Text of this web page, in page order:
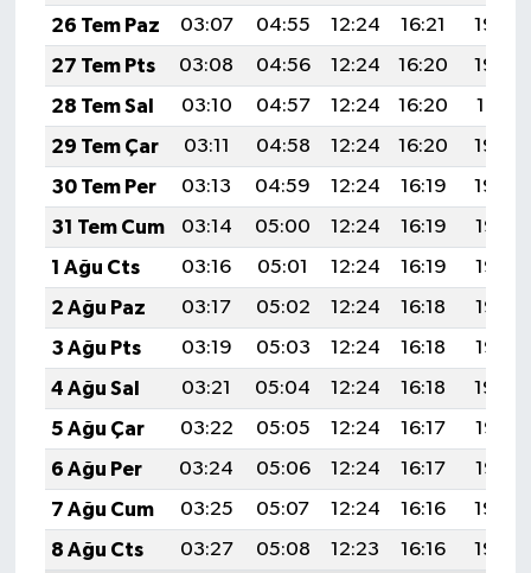
26 Tem Paz
03:07 04:55 12:24 16:21
19:43
27 Tem Pts
03:08 04:56 12:24 16:20
19:42
28 Tem Sal
03:10 04:57 12:24 16:20
19:41
29 Tem Çar
03:11 04:58 12:24 16:20
19:40
30 Tem Per
03:13 04:59 12:24 16:19
19:39
31 Tem Cum
03:14 05:00 12:24 16:19
19:38
1 Ağu Cts
03:16 05:01 12:24 16:19
19:37
2 Ağu Paz
03:17 05:02 12:24 16:18
19:36
3 Ağu Pts
03:19 05:03 12:24 16:18
19:35
4 Ağu Sal
03:21 05:04 12:24 16:18
19:34
5 Ağu Çar
03:22 05:05 12:24 16:17
19:33
6 Ağu Per
03:24 05:06 12:24 16:17
19:32
7 Ağu Cum
03:25 05:07 12:24 16:16
19:30
8 Ağu Cts
03:27 05:08 12:23 16:16
19:29